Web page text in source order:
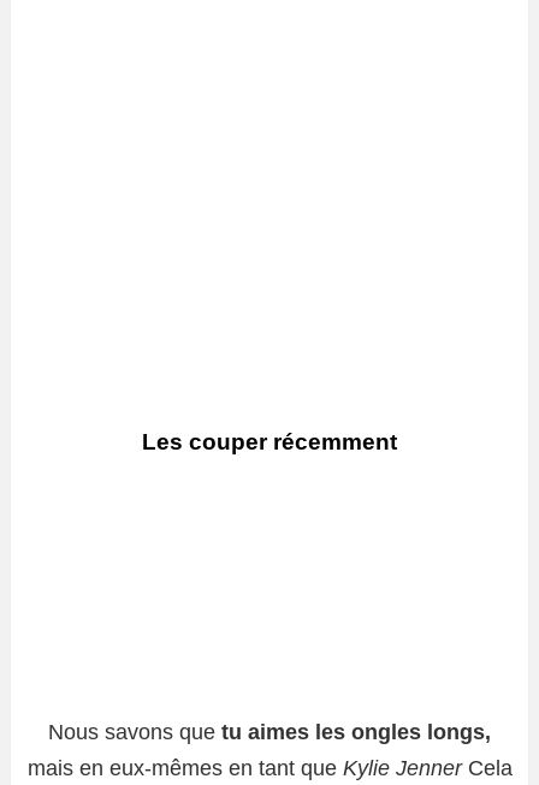
Les couper récemment
Nous savons que tu aimes les ongles longs,
mais en eux-mêmes en tant queKylie JennerCela